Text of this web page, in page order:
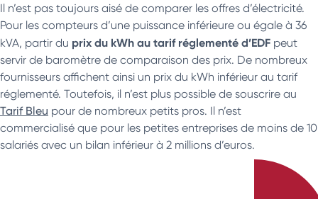
Il n’est pas toujours aisé de comparer les offres d’électricité.
Pour les compteurs d’une puissance inférieure ou égale à 36
kVA, partir du prix du kWh au tarif réglementé d’EDF peut
servir de baromètre de comparaison des prix. De nombreux
fournisseurs affichent ainsi un prix du kWh inférieur au tarif
réglementé. Toutefois, il n’est plus possible de souscrire au
Tarif Bleu pour de nombreux petits pros. Il n’est
commercialisé que pour les petites entreprises de moins de 10
salariés avec un bilan inférieur à 2 millions d’euros.